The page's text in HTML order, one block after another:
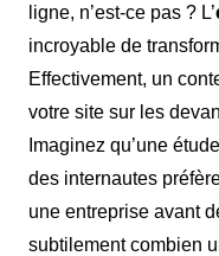
ligne, n’est-ce pas ? L’
incroyable de
Effectivement, un
votre site sur les
Imaginez qu’une
des internautes
une entreprise avant
subtilement combien